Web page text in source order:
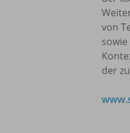
von
der